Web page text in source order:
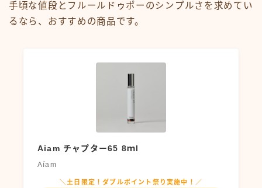
手頃な値段とフルールドゥポーのシンプルさを求めてい
るなら、おすすめの商品です。
Aiam チャプター65 8ｍl
Aíam
＼土日限定！ダブルポイント祭り実施中！／